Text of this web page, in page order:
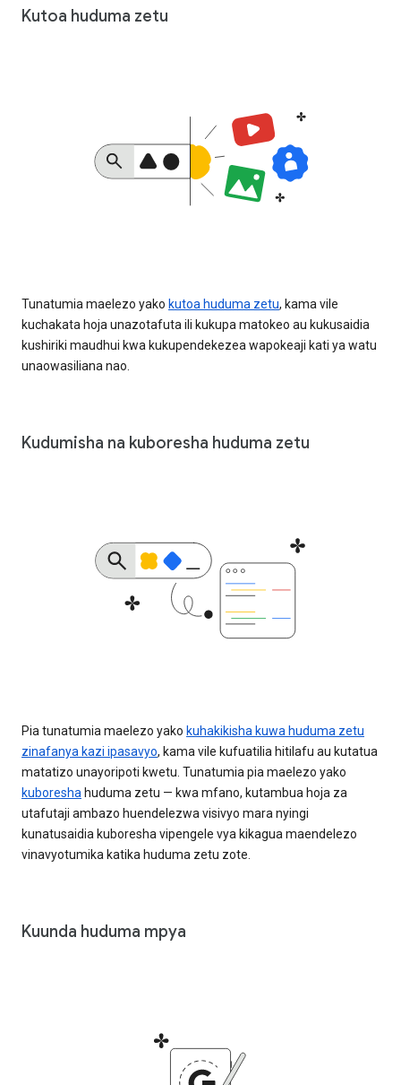
Kutoa huduma zetu
Tunatumia maelezo yako kutoa huduma zetu, kama vile
kuchakata hoja unazotafuta ili kukupa matokeo au kukusaidia
kushiriki maudhui kwa kukupendekezea wapokeaji kati ya watu
unaowasiliana nao.
Kudumisha na kuboresha huduma zetu
Pia tunatumia maelezo yako kuhakikisha kuwa huduma zetu
zinafanya kazi ipasavyo, kama vile kufuatilia hitilafu au kutatua
matatizo unayoripoti kwetu. Tunatumia pia maelezo yako
kuboresha huduma zetu — kwa mfano, kutambua hoja za
utafutaji ambazo huendelezwa visivyo mara nyingi
kunatusaidia kuboresha vipengele vya kikagua maendelezo
vinavyotumika katika huduma zetu zote.
Kuunda huduma mpya